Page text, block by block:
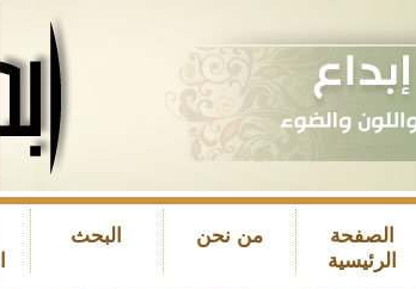
الصفحة
الرئيسية
من نحن البحث